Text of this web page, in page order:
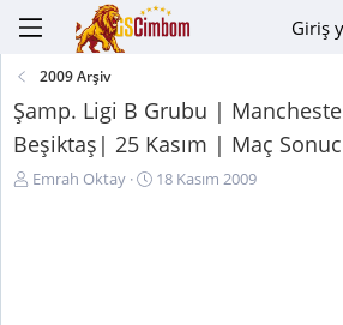
Giriş
2009 Arşiv
Şamp. Ligi B Grubu |
Beşiktaş| 25 Kasım | Maç
K
Emrah Oktay
B18 Kasım 2009